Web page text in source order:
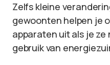
Zelfs kleine
gewoonten helpen je
apparaten uit als je
gebruik van